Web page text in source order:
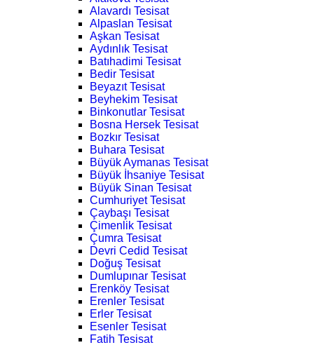
Alavardı Tesisat
Alpaslan Tesisat
Aşkan Tesisat
Aydınlık Tesisat
Batıhadimi Tesisat
Bedir Tesisat
Beyazıt Tesisat
Beyhekim Tesisat
Binkonutlar Tesisat
Bosna Hersek Tesisat
Bozkır Tesisat
Buhara Tesisat
Büyük Aymanas Tesisat
Büyük İhsaniye Tesisat
Büyük Sinan Tesisat
Cumhuriyet Tesisat
Çaybaşı Tesisat
Çimenlik Tesisat
Çumra Tesisat
Devri Cedid Tesisat
Doğuş Tesisat
Dumlupınar Tesisat
Erenköy Tesisat
Erenler Tesisat
Erler Tesisat
Esenler Tesisat
Fatih Tesisat